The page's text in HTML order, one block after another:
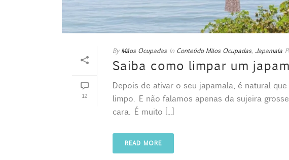
12
By Mãos Ocupadas In Conteúdo Mãos Ocupadas, Japamala
Saiba como limpar um
Depois de ativar o seu japamala, é natural
limpo. E não falamos apenas da sujeira
cara. É muito [...]
READ MORE